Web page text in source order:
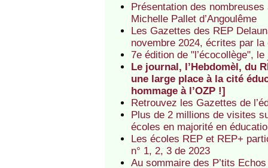
Présentation des
Michelle Pallet d’Angoulême
Les Gazettes des REP
novembre 2024, écrites par
7e édition de "l’écocollège",
Le journal, l’Hebdomèl, du
une large place à la cité
hommage à l’OZP !]
Retrouvez les Gazettes de
Plus de 2 millions de visites
écoles en majorité en
Les écoles REP et REP+
n° 1, 2, 3 de 2023
Au sommaire des P’tits